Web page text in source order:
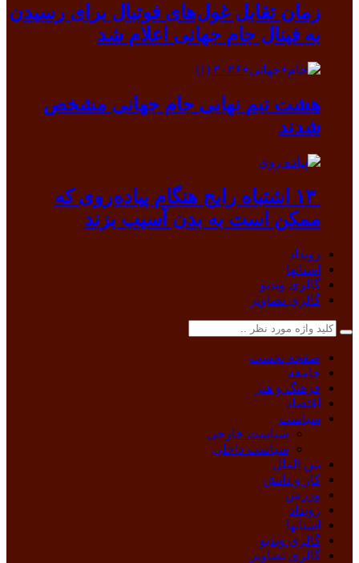
زمان تقابل غول‌های فوتبال برای رسیدن
به فینال جام جهانی اعلام شد
هشت تیم نهایی جام جهانی مشخص
شدند
۱۳ اشتباه رایج هنگام پیاده‌روی که
ممکن است به بدن آسیب بزند
رویداد
استانها
گالری ویدیو
گالری تصاویر
صفحه نخست
جامعه
فرهنگ و هنر
اقتصاد
سیاست
سیاست خارجی
سیاست داخلی
بین الملل
کار و دانش
ورزش
رویداد
استانها
گالری ویدیو
گالری تصاویر